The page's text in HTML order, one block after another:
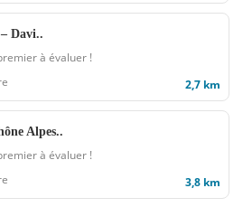
Davi..
à évaluer !
2,7 km
Alpes..
à évaluer !
3,8 km